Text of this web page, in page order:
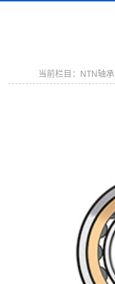
当前栏目：NTN轴承